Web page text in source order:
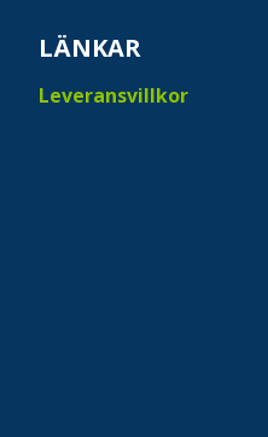
LÄNKAR
Leveransvillkor